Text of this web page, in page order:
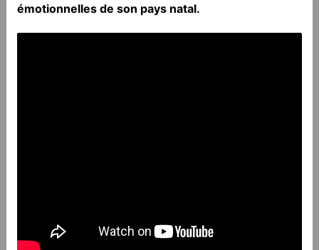
émotionnelles de son pays natal.